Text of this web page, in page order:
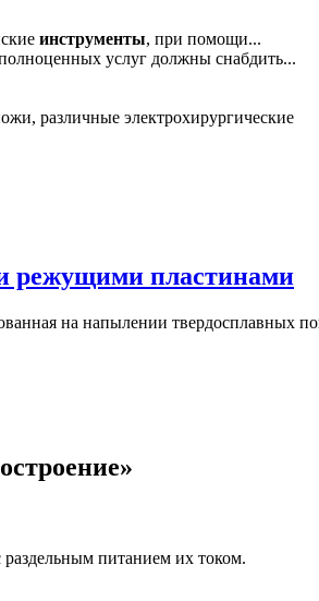
инструменты, при помощи...
услуг должны снабдить...
различные электрохирургические
режущими пластинами
на напылении твердосплавных
раздельным питанием их током.